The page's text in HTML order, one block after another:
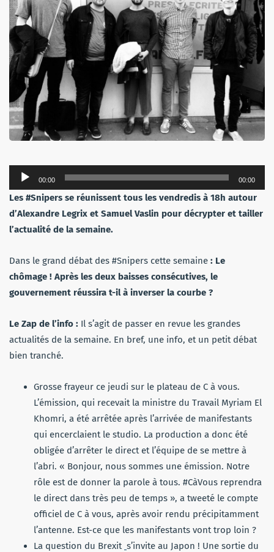
Lecteur
audio
00:00 00:00
Les #Snipers se réunissent tous les vendredis à 18h autour
d’Alexandre Legrix et Samuel Vaslin pour décrypter et tailler
l’actualité de la semaine.
Dans le grand débat des #Snipers cette semaine : Le
chômage ! Après les deux baisses consécutives, le
gouvernement réussira t-il à inverser la courbe ?
Le Zap de l’info : Il s’agit de passer en revue les grandes
actualités de la semaine. En bref, une info, et un petit débat
bien tranché.
Grosse frayeur ce jeudi sur le plateau de C à vous.
L’émission, qui recevait la ministre du Travail Myriam El
Khomri, a été arrêtée après l’arrivée de manifestants
qui encerclaient le studio. La production a donc été
obligée d’arrêter le direct et l’équipe de se mettre à
l’abri. « Bonjour, nous sommes une émission. Notre
rôle est de donner la parole à tous. #CàVous reprendra
le direct dans très peu de temps », a tweeté le compte
officiel de C à vous, après avoir rendu précipitamment
l’antenne. Est-ce que les manifestants vont trop loin ?
La question du Brexit s’invite au Japon ! Une sortie du